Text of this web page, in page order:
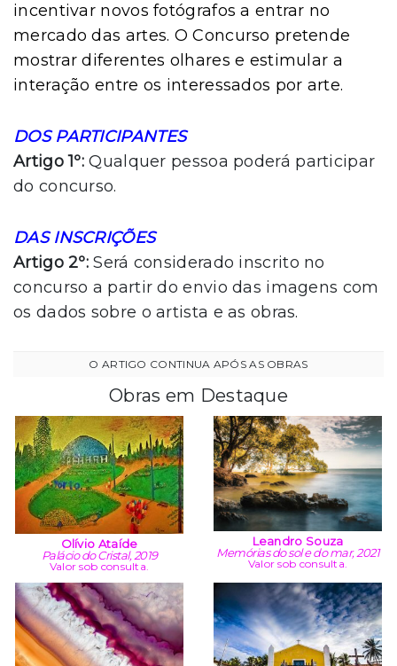
incentivar novos fotógrafos a entrar no
mercado das artes. O Concurso pretende
mostrar diferentes olhares e estimular a
interação entre os interessados por arte.
DOS PARTICIPANTES
Artigo 1º: Qualquer pessoa poderá participar
do concurso.
DAS INSCRIÇÕES
Artigo 2º: Será considerado inscrito no
concurso a partir do envio das imagens com
os dados sobre o artista e as obras.
Obras em Destaque
Olívio Ataíde
Palácio do Cristal, 2019
Valor sob consulta.
Leandro Souza
Memórias do sol e do mar, 2021
Valor sob consulta.